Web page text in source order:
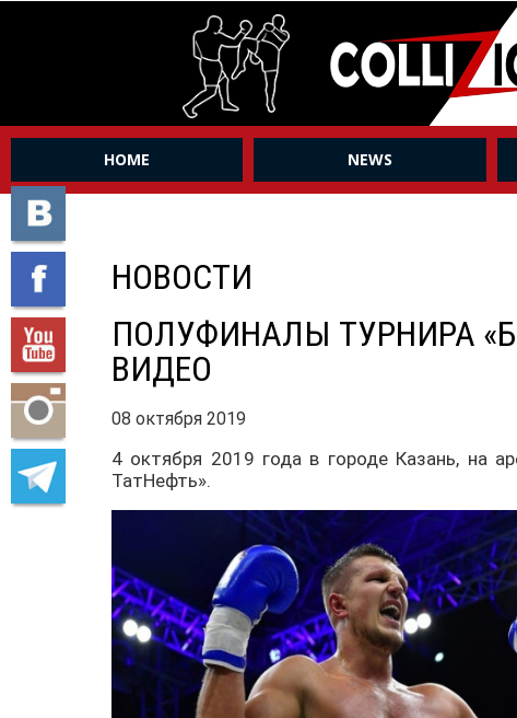
HOME NEWS
НОВОСТИ
ПОЛУФИНАЛЫ ТУРНИРА
ВИДЕО
08 октября 2019
4 октября 2019 года в городе Казань, на
ТатНефть».